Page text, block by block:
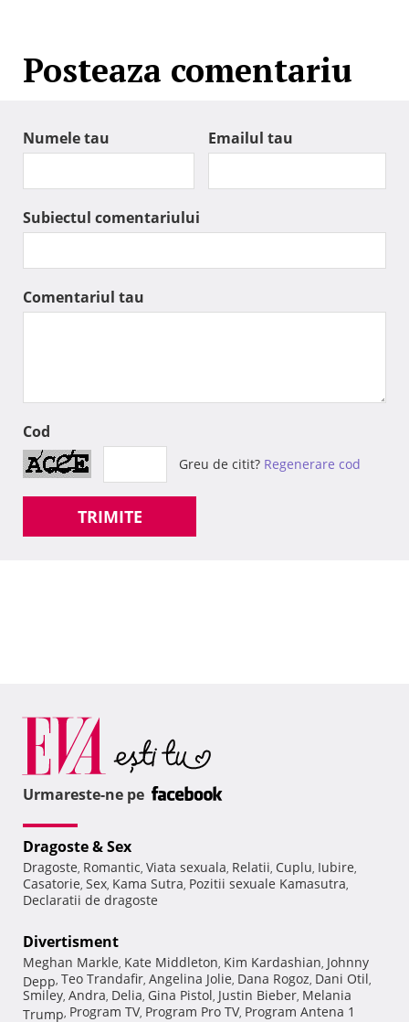
Posteaza comentariu
Numele tau Emailul tau
Subiectul comentariului
Comentariul tau
Cod
Greu de citit? Regenerare cod
TRIMITE
Urmareste-ne pe
Dragoste & Sex
Dragoste, Romantic, Viata sexuala, Relatii, Cuplu, Iubire,
Casatorie, Sex, Kama Sutra, Pozitii sexuale Kamasutra,
Declaratii de dragoste
Divertisment
Meghan Markle, Kate Middleton, Kim Kardashian, Johnny
Depp, Teo Trandafir, Angelina Jolie, Dana Rogoz, Dani Otil,
Smiley, Andra, Delia, Gina Pistol, Justin Bieber, Melania
Trump, Program TV, Program Pro TV, Program Antena 1